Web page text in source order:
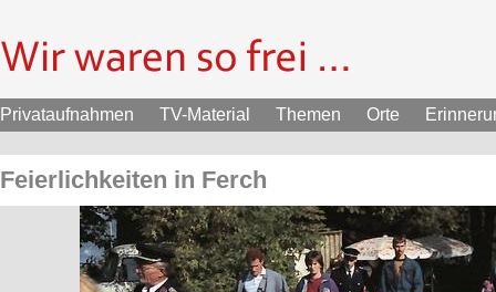
Privataufnahmen TV-Material Themen Orte
Feierlichkeiten in Ferch